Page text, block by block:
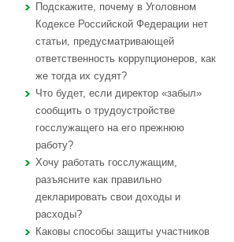
Подскажите, почему в Уголовном
Кодексе Российской Федерации нет
статьи, предусматривающей
ответственность коррупционеров, как
же тогда их судят?
Что будет, если директор «забыл»
сообщить о трудоустройстве
госслужащего на его прежнюю
работу?
Хочу работать госслужащим,
разъясните как правильно
декларировать свои доходы и
расходы?
Каковы способы защиты участников